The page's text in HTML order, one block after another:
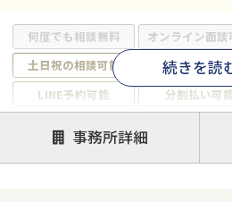
何度でも相談無料 オンライン面談
土日祝の相談可能
19時以降電話
LINE予約可能
分割払い可
続きを読
事務所詳細